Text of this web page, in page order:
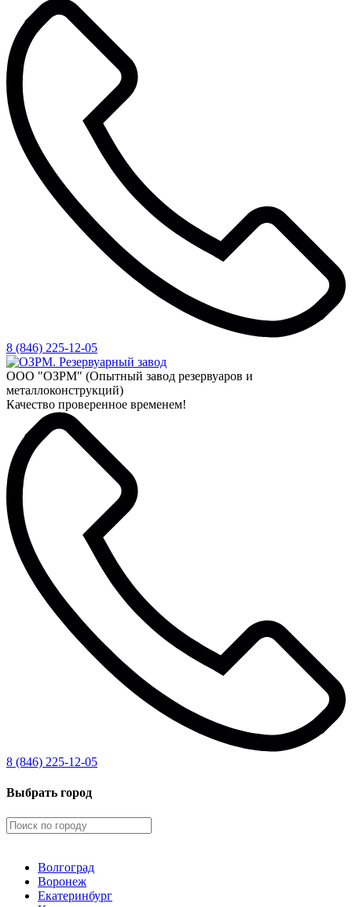
8 (846) 225-12-05
ООО "ОЗРМ" (Опытный завод резервуаров и
металлоконструкций)
Качество проверенное временем!
8 (846) 225-12-05
Выбрать город
Волгоград
Воронеж
Екатеринбург